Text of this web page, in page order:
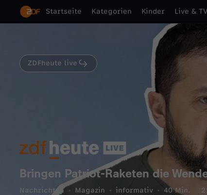
Startseite Kategorien Kinder Live & TV
ZDFheute live
Bringen Patriot-Raketen die
Nachrichten Magazin informativ 40 Min.